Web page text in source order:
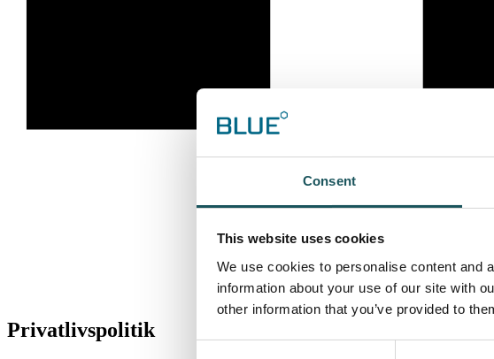
Consent
This website uses cookies
We use cookies to personalise content and
information about your use of our site with
other information that you’ve provided to
Privatlivspolitik